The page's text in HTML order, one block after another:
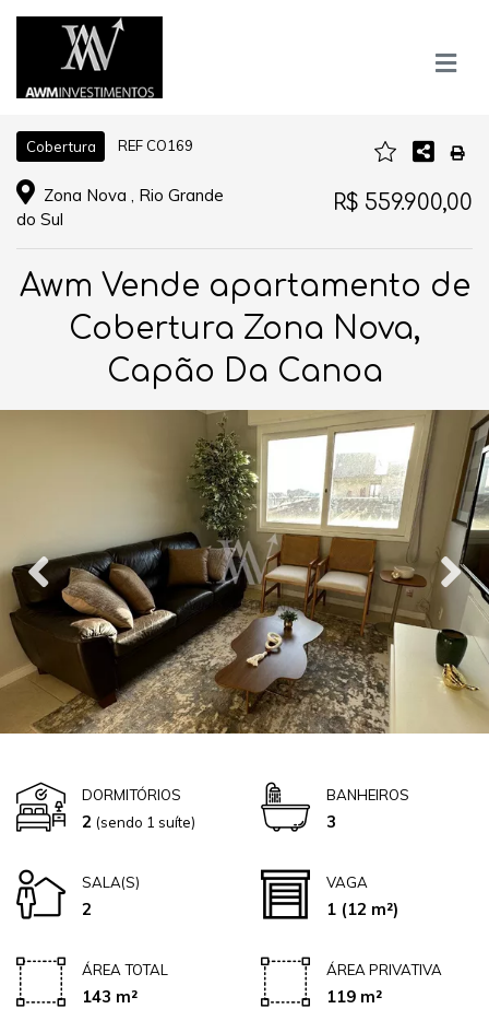
Cobertura REF CO169
Zona Nova , Rio Grande
do Sul
R$ 559.900,00
Awm Vende apartamento de
Cobertura Zona Nova,
Capão Da Canoa
DORMITÓRIOS
2 (sendo 1 suíte)
BANHEIROS
3
SALA(S)
2
VAGA
1 (12 m²)
ÁREA TOTAL
143 m²
ÁREA PRIVATIVA
119 m²